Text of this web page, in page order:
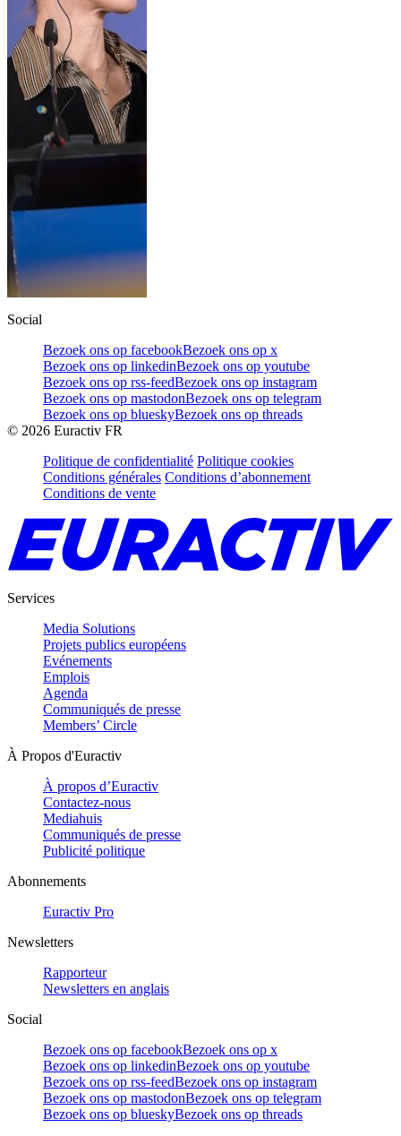
Social
Bezoek ons op facebookBezoek ons op x
Bezoek ons op linkedinBezoek ons op youtube
Bezoek ons op rss-feedBezoek ons op instagram
Bezoek ons op mastodonBezoek ons op telegram
Bezoek ons op blueskyBezoek ons op threads
© 2026 Euractiv FR
Politique de confidentialité Politique cookies
Conditions générales Conditions d’abonnement
Conditions de vente
Services
Media Solutions
Projets publics européens
Evénements
Emplois
Agenda
Communiqués de presse
Members’ Circle
À Propos d'Euractiv
À propos d’Euractiv
Contactez-nous
Mediahuis
Communiqués de presse
Publicité politique
Abonnements
Euractiv Pro
Newsletters
Rapporteur
Newsletters en anglais
Social
Bezoek ons op facebookBezoek ons op x
Bezoek ons op linkedinBezoek ons op youtube
Bezoek ons op rss-feedBezoek ons op instagram
Bezoek ons op mastodonBezoek ons op telegram
Bezoek ons op blueskyBezoek ons op threads